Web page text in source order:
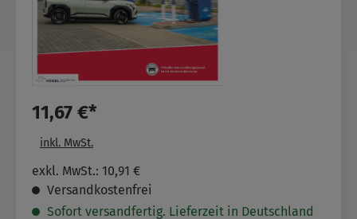
11,67 €*
inkl. MwSt.
exkl. MwSt.: 10,91 €
Versandkostenfrei
Sofort versandfertig. Lieferzeit in Deutschland